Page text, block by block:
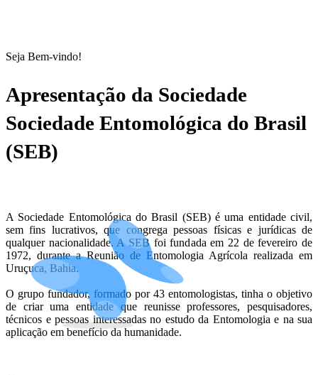
Seja Bem-vindo!
Apresentação da Sociedade
Sociedade Entomológica do Brasil
(SEB)
A Sociedade Entomológica do Brasil (SEB) é uma entidade civil,
sem fins lucrativos, que congrega pessoas físicas e jurídicas de
qualquer nacionalidade. A SEB foi fundada em 22 de fevereiro de
1972, durante a Reunião de Entomologia Agrícola realizada em
Uruçuca, Bahia.
O grupo fundador, formado por 43 entomologistas, tinha o objetivo
de criar uma entidade que reunisse professores, pesquisadores,
técnicos e pessoas interessadas no estudo da Entomologia e na sua
aplicação em benefício da humanidade.